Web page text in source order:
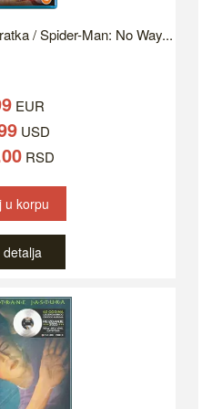
/ Spider-Man: No Way...
EUR
USD
RSD
u korpu
detalja